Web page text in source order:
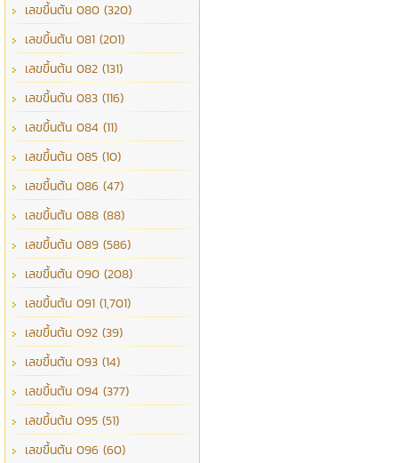
เลขขึ้นต้น 080 (320)
เลขขึ้นต้น 081 (201)
เลขขึ้นต้น 082 (131)
เลขขึ้นต้น 083 (116)
เลขขึ้นต้น 084 (11)
เลขขึ้นต้น 085 (10)
เลขขึ้นต้น 086 (47)
เลขขึ้นต้น 088 (88)
เลขขึ้นต้น 089 (586)
เลขขึ้นต้น 090 (208)
เลขขึ้นต้น 091 (1,701)
เลขขึ้นต้น 092 (39)
เลขขึ้นต้น 093 (14)
เลขขึ้นต้น 094 (377)
เลขขึ้นต้น 095 (51)
เลขขึ้นต้น 096 (60)